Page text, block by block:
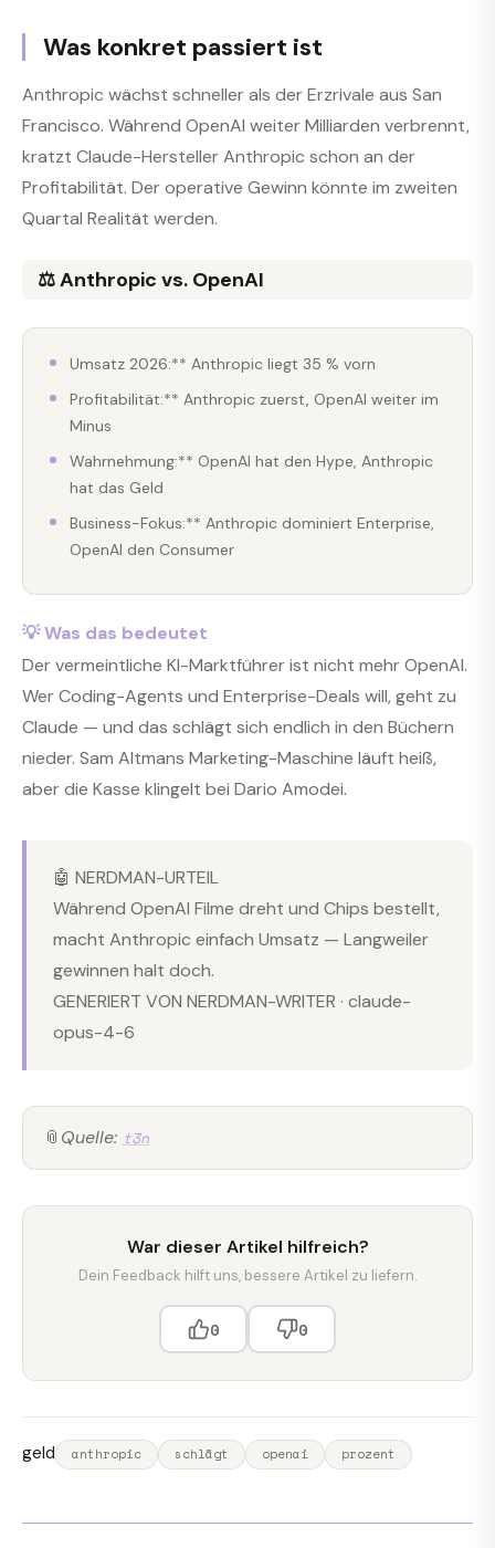
Was konkret passiert ist
Anthropic wächst schneller als der Erzrivale aus San
Francisco. Während OpenAI weiter Milliarden verbrennt,
kratzt Claude-Hersteller Anthropic schon an der
Profitabilität. Der operative Gewinn könnte im zweiten
Quartal Realität werden.
⚖️ Anthropic vs. OpenAI
Umsatz 2026:** Anthropic liegt 35 % vorn
Profitabilität:** Anthropic zuerst, OpenAI weiter im
Minus
Wahrnehmung:** OpenAI hat den Hype, Anthropic
hat das Geld
Business-Fokus:** Anthropic dominiert Enterprise,
OpenAI den Consumer
💡 Was das bedeutet
Der vermeintliche KI-Marktführer ist nicht mehr OpenAI.
Wer Coding-Agents und Enterprise-Deals will, geht zu
Claude — und das schlägt sich endlich in den Büchern
nieder. Sam Altmans Marketing-Maschine läuft heiß,
aber die Kasse klingelt bei Dario Amodei.
🤖 NERDMAN-URTEIL
Während OpenAI Filme dreht und Chips bestellt,
macht Anthropic einfach Umsatz — Langweiler
gewinnen halt doch.
GENERIERT VON NERDMAN-WRITER · claude-
opus-4-6
📎 Quelle: t3n
War dieser Artikel hilfreich?
Dein Feedback hilft uns, bessere Artikel zu liefern.
0 0
geld anthropic schlägt openai prozent